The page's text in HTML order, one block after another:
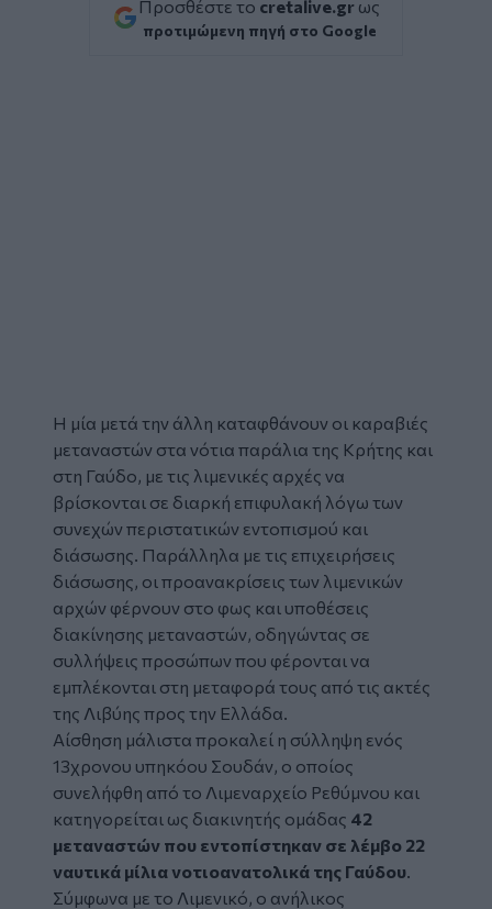
Προσθέστε το cretalive.gr ως
προτιμώμενη πηγή στο Google
Η μία μετά την άλλη καταφθάνουν οι καραβιές
μεταναστών στα νότια παράλια της Κρήτης και
στη Γαύδο, με τις λιμενικές αρχές να
βρίσκονται σε διαρκή επιφυλακή λόγω των
συνεχών περιστατικών εντοπισμού και
διάσωσης. Παράλληλα με τις επιχειρήσεις
διάσωσης, οι προανακρίσεις των λιμενικών
αρχών φέρνουν στο φως και υποθέσεις
διακίνησης μεταναστών, οδηγώντας σε
συλλήψεις προσώπων που φέρονται να
εμπλέκονται στη μεταφορά τους από τις ακτές
της Λιβύης προς την Ελλάδα.
Αίσθηση μάλιστα προκαλεί η σύλληψη ενός
13χρονου υπηκόου Σουδάν, ο οποίος
συνελήφθη από το Λιμεναρχείο Ρεθύμνου και
κατηγορείται ως διακινητής ομάδας 42
μεταναστών που εντοπίστηκαν σε λέμβο 22
ναυτικά μίλια νοτιοανατολικά της Γαύδου.
Σύμφωνα με το Λιμενικό, ο ανήλικος